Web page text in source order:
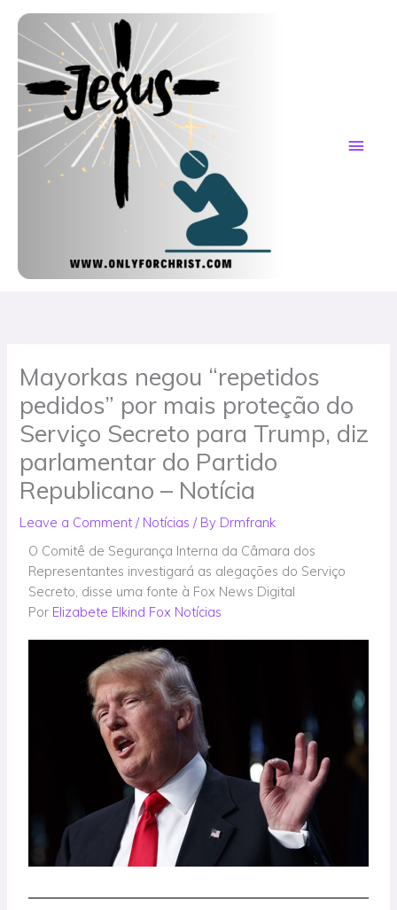
content
Mayorkas negou “repetidos
pedidos” por mais proteção do
Serviço Secreto para Trump, diz
parlamentar do Partido
Republicano – Notícia
Leave a Comment / Notícias / By Drmfrank
O Comitê de Segurança Interna da Câmara dos
Representantes investigará as alegações do Serviço
Secreto, disse uma fonte à Fox News Digital
Por Elizabete Elkind Fox Notícias